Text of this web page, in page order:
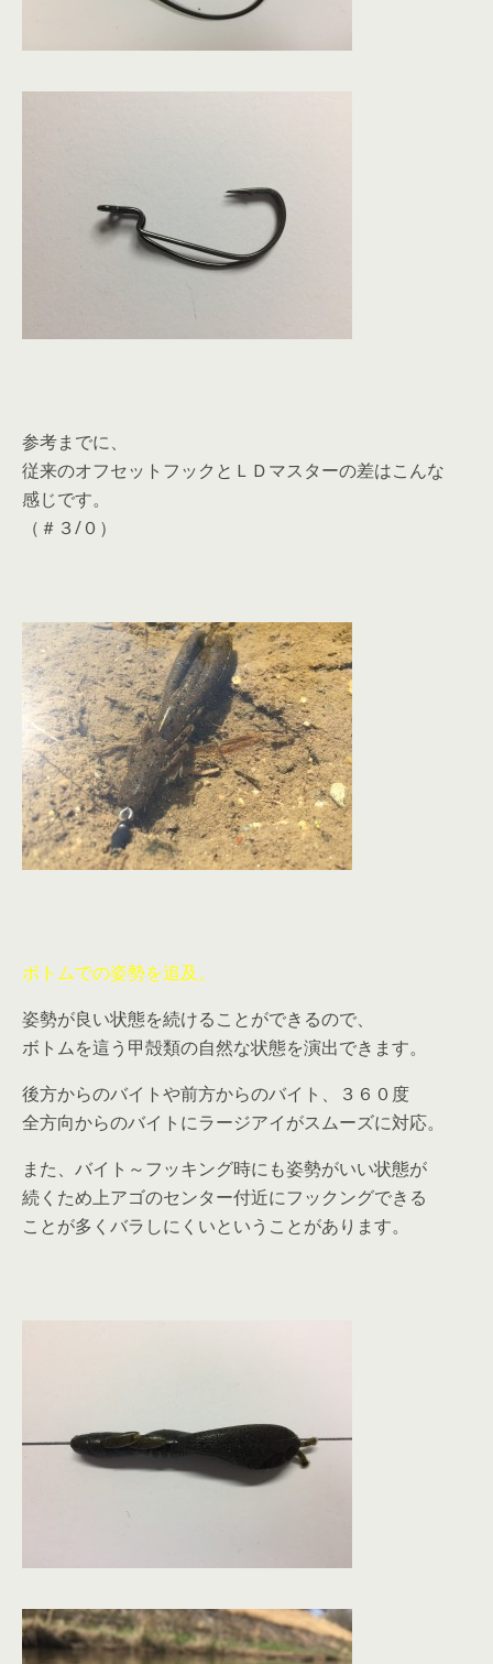
参考までに、
従来のオフセットフックとＬＤマスターの差はこんな
感じです。
（＃３/０）
ボトムでの姿勢を追及。
姿勢が良い状態を続けることができるので、
ボトムを這う甲殻類の自然な状態を演出できます。
後方からのバイトや前方からのバイト、３６０度
全方向からのバイトにラージアイがスムーズに対応。
また、バイト～フッキング時にも姿勢がいい状態が
続くため上アゴのセンター付近にフックングできる
ことが多くバラしにくいということがあります。